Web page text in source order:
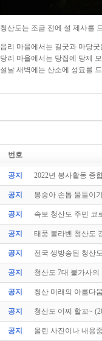
청산도는 조금 전에 설 제사를
읍리 마을에서는 길굿과 마당
당리 마을에서는 당집에 당제
설날 새벽에는 산소에 성묘를
번호
공지 2022년 봉사활동 종
공지 봉숭아 손톱 물들이
공지 속보 청산도 주민 코
공지 태풍 볼라벤 청산도
공지 전국 생방송된 청산
공지 청산도 7대 불가사의
공지 청산 미래의 아름다
공지 청산도 어찌 할꼬~
공지 올린 사진이나 내용